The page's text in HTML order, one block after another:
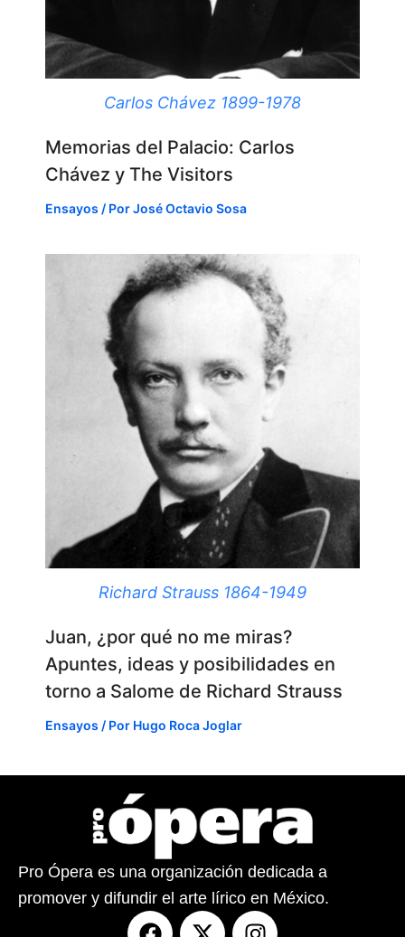
Carlos Chávez 1899-1978
Memorias del Palacio: Carlos
Chávez y The Visitors
Ensayos / PorJosé Octavio Sosa
Richard Strauss 1864-1949
Juan, ¿por qué no me miras?
Apuntes, ideas y posibilidades en
torno a Salome de Richard Strauss
Ensayos / Por Hugo Roca Joglar
Pro Ópera es una organización dedicada a
promover y difundir el arte lírico en México.
F
X
I